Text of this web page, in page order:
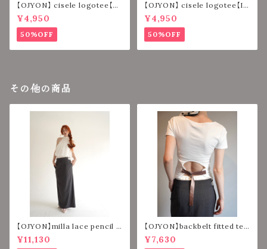
【OJYON】 cisele logotee【N
AVY】
¥4,950
50%OFF
【OJYON】 cisele logotee【IV
ORY】
¥4,950
50%OFF
その他の商品
【OJYON】milla lace pencil l
ong skirt 【GRAY】
¥11,130
【OJYON】backbelt fitted tee
【WHITE】
¥7,630